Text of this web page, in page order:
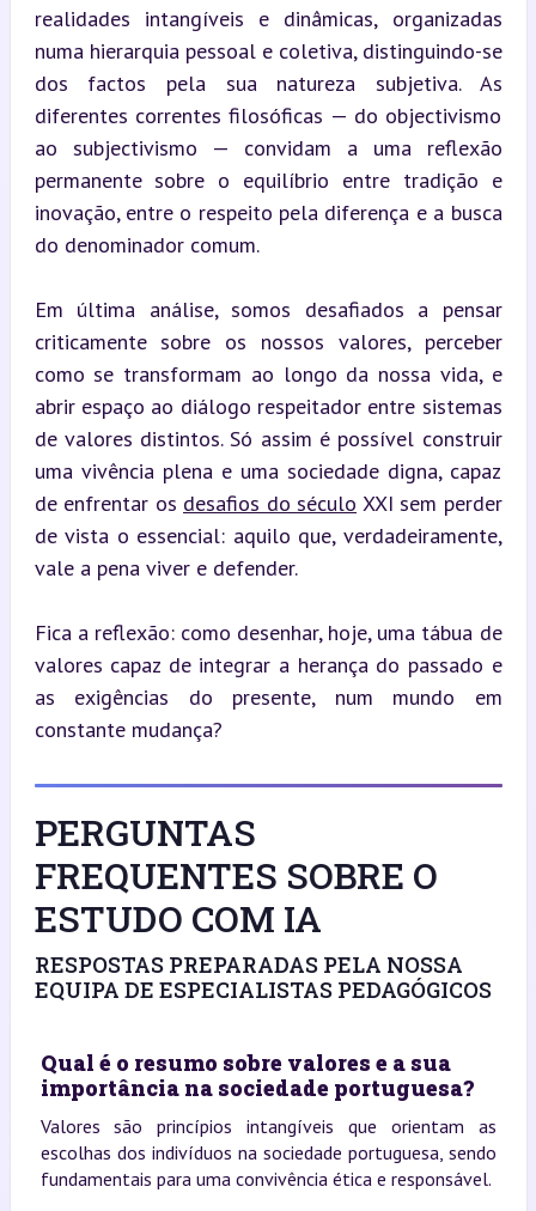
realidades intangíveis e dinâmicas, organizadas
numa hierarquia pessoal e coletiva, distinguindo-se
dos factos pela sua natureza subjetiva. As
diferentes correntes filosóficas — do objectivismo
ao subjectivismo — convidam a uma reflexão
permanente sobre o equilíbrio entre tradição e
inovação, entre o respeito pela diferença e a busca
do denominador comum.
Em última análise, somos desafiados a pensar
criticamente sobre os nossos valores, perceber
como se transformam ao longo da nossa vida, e
abrir espaço ao diálogo respeitador entre sistemas
de valores distintos. Só assim é possível construir
uma vivência plena e uma sociedade digna, capaz
de enfrentar os desafios do século XXI sem perder
de vista o essencial: aquilo que, verdadeiramente,
vale a pena viver e defender.
Fica a reflexão: como desenhar, hoje, uma tábua de
valores capaz de integrar a herança do passado e
as exigências do presente, num mundo em
constante mudança?
PERGUNTAS
FREQUENTES SOBRE O
ESTUDO COM IA
RESPOSTAS PREPARADAS PELA NOSSA
EQUIPA DE ESPECIALISTAS PEDAGÓGICOS
Qual é o resumo sobre valores e a sua
importância na sociedade portuguesa?
Valores são princípios intangíveis que orientam as
escolhas dos indivíduos na sociedade portuguesa, sendo
fundamentais para uma convivência ética e responsável.